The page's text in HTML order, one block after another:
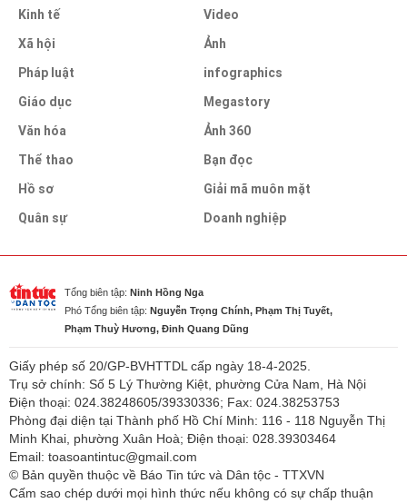
Kinh tế
Xã hội
Pháp luật
Giáo dục
Văn hóa
Thể thao
Hồ sơ
Quân sự
Video
Ảnh
infographics
Megastory
Ảnh 360
Bạn đọc
Giải mã muôn mặt
Doanh nghiệp
Tổng biên tập: Ninh Hồng Nga
Phó Tổng biên tập: Nguyễn Trọng Chính, Phạm Thị Tuyết,
Phạm Thuỳ Hương, Đinh Quang Dũng
Giấy phép số 20/GP-BVHTTDL cấp ngày 18-4-2025.
Trụ sở chính: Số 5 Lý Thường Kiệt, phường Cửa Nam, Hà Nội
Điện thoại: 024.38248605/39330336; Fax: 024.38253753
Phòng đại diện tại Thành phố Hồ Chí Minh: 116 - 118 Nguyễn Thị
Minh Khai, phường Xuân Hoà; Điện thoại: 028.39303464
Email: toasoantintuc@gmail.com
© Bản quyền thuộc về Báo Tin tức và Dân tộc - TTXVN
Cấm sao chép dưới mọi hình thức nếu không có sự chấp thuận